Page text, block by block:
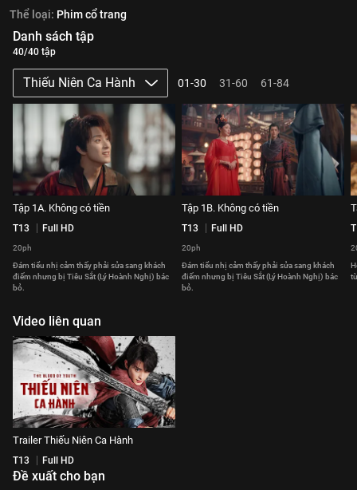
Thể loại: Phim cổ trang
Danh sách tập
40/40 tập
Thiếu Niên Ca Hành 01-30 31-60 61-84
Tập 1A. Không có tiền
T13 Full HD
20ph
Đám tiểu nhị cảm thấy phải sửa sang khách
điếm nhưng bị Tiêu Sắt (Lý Hoành Nghị) bác
bỏ.
Tập 1B. Không có tiền
T13 Full HD
20ph
Đám tiểu nhị cảm thấy phải sửa sang khách
điếm nhưng bị Tiêu Sắt (Lý Hoành Nghị) bác
bỏ.
Video liên quan
Trailer Thiếu Niên Ca Hành
T13 Full HD
Đề xuất cho bạn